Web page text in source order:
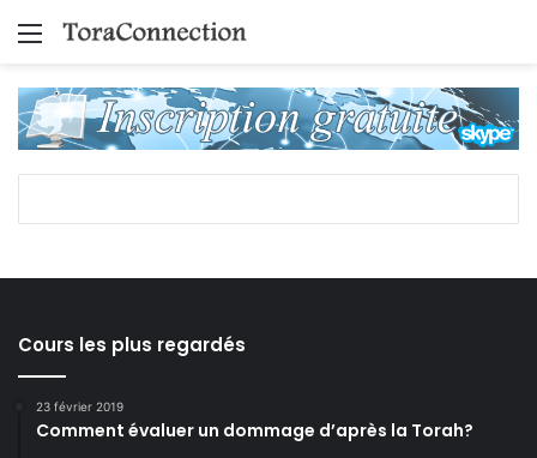
Menu
Cours les plus regardés
23 février 2019
Comment évaluer un dommage d’après la Torah?